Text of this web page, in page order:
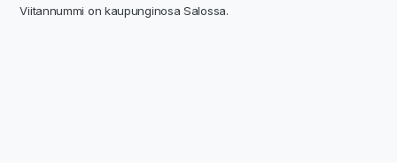
Viitannummi on kaupunginosa Salossa.